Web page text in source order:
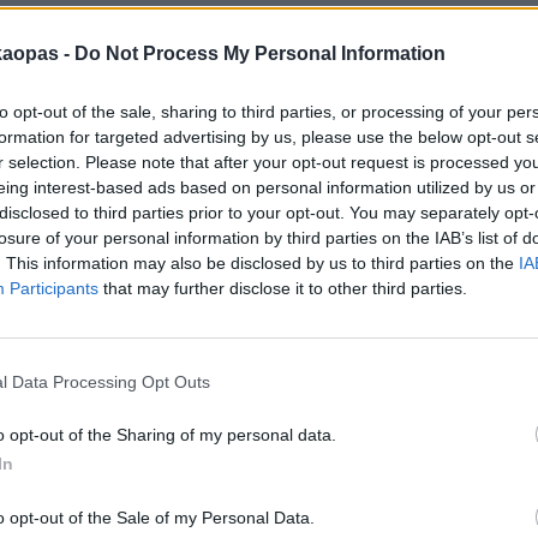
- Do Not Process My Personal Information
opt-out of the sale, sharing to third parties, or processing of your
for targeted advertising by us, please use the below opt-out
selection. Please note that after your opt-out request is processed
interest-based ads based on personal information utilized by us
to third parties prior to your opt-out. You may separately
of your personal information by third parties on the IAB’s list of
This information may also be disclosed by us to third parties on the
Participants that may further disclose it to other third parties.
Data Processing Opt Outs
opt-out of the Sharing of my personal data.
opt-out of the Sale of my Personal Data.
yhdistelmä, Kungsparken ja Slottsparken, on ehdoton paikka
suunnatussa Malmöhus-linnassa ja katsella kaikenlaista,
Västra Hamnen -satama-alue on hyvä lapsiperheille. Siellä on tilaa,
hyviä suuria terasseja, ja siellä on myös suuri Scaniabadet-
puistoalue keskustassa on oopperatalon takaa alkava
tilaa ja leikkikenttiä. Siellä on myös Malmön stadion, Swedbank-
teatteri, ravintoloita ja paljon muuta.
vieraileva perhe ei laita omia ruokiaan, on siellä on hyvät ravintolat,
kohtuuhintaisia, ja niin viikolla kuin viikonloppuisinkin on usein tarjolla
hinnalla.